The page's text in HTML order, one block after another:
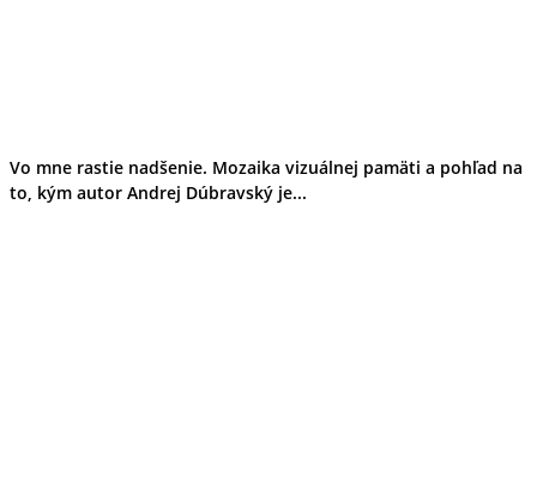
Vo mne rastie nadšenie. Mozaika vizuálnej pamäti a pohľad na
to, kým autor Andrej Dúbravský je...